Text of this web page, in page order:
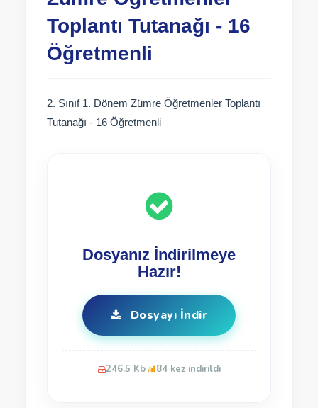
Toplantı Tutanağı - 16
Öğretmenli
2. Sınıf 1. Dönem Zümre Öğretmenler Toplantı
Tutanağı - 16 Öğretmenli
Dosyanız İndirilmeye
Hazır!
Dosyayı İndir
246.5 Kb 84 kez indirildi